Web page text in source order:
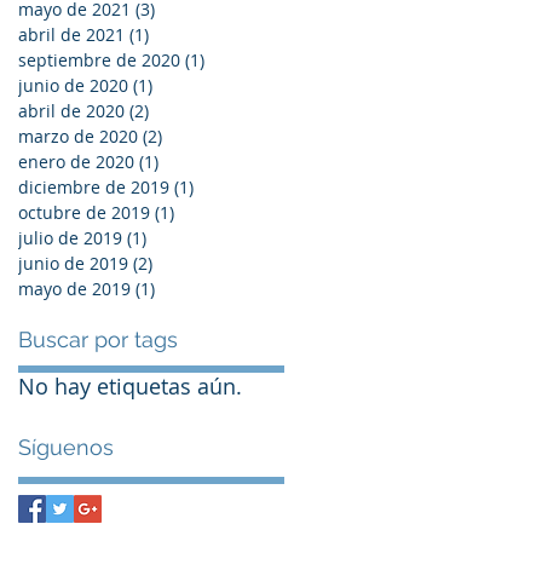
mayo de 2021 (3)
abril de 2021 (1)
septiembre de 2020 (1)
junio de 2020 (1)
abril de 2020 (2)
marzo de 2020 (2)
enero de 2020 (1)
diciembre de 2019 (1)
octubre de 2019 (1)
julio de 2019 (1)
junio de 2019 (2)
mayo de 2019 (1)
Buscar por tags
No hay etiquetas aún.
Síguenos